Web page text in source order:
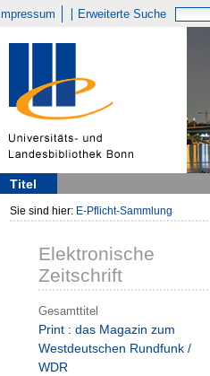
Impressum Erweiterte Suche
Titel
Sie sind hier: E-Pflicht-Sammlung
Elektronische
Zeitschrift
Gesamttitel
Print : das Magazin zum
Westdeutschen Rundfunk /
WDR